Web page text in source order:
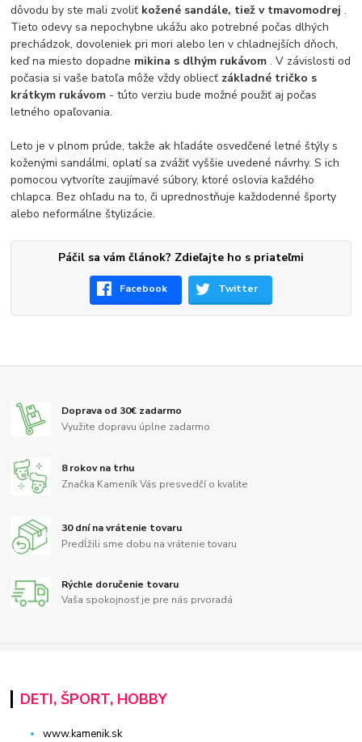
dôvodu by ste mali zvoliť kožené sandále, tiež v tmavomodrej.
Tieto odevy sa nepochybne ukážu ako potrebné počas dlhých
prechádzok, dovoleniek pri mori alebo len v chladnejších dňoch,
keď na miesto dopadne mikina s dlhým rukávom. V závislosti od
počasia si vaše batoľa môže vždy obliecť základné tričko s
krátkym rukávom - túto verziu bude možné použiť aj počas
letného opaľovania.
Leto je v plnom prúde, takže ak hľadáte osvedčené letné štýly s
koženými sandálmi, oplatí sa zvážiť vyššie uvedené návrhy. S ich
pomocou vytvoríte zaujímavé súbory, ktoré oslovia každého
chlapca. Bez ohľadu na to, či uprednostňuje každodenné športy
alebo neformálne štylizácie.
Páčil sa vám článok? Zdieľajte ho s priateľmi
Facebook Twitter
Doprava od 30€ zadarmo
Využite dopravu úplne zadarmo
8 rokov na trhu
Značka Kameník Vás presvedčí o kvalite
30 dní na vrátenie tovaru
Predĺžili sme dobu na vrátenie tovaru
Rýchle doručenie tovaru
Vaša spokojnosť je pre nás prvoradá
DETI, ŠPORT, HOBBY
www.kamenik.sk